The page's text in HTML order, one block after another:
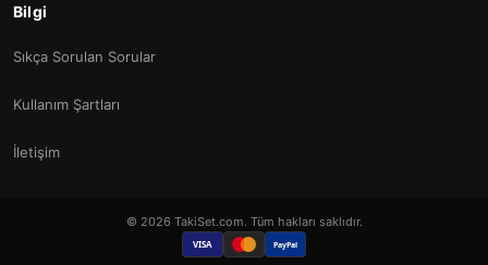
Bilgi
Sıkça Sorulan Sorular
Kullanım Şartları
İletişim
© 2026 TakiSet.com. Tüm hakları saklıdır.
VISA PayPal